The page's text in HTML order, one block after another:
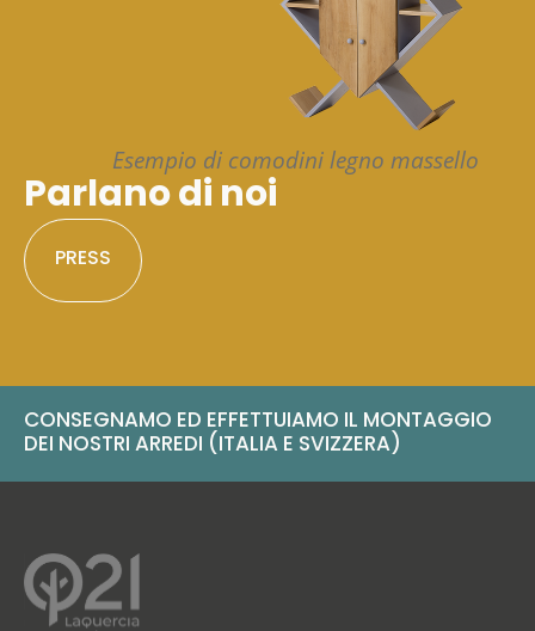
Esempio di comodini legno massello
Parlano di noi
PRESS
CONSEGNAMO ED EFFETTUIAMO IL MONTAGGIO
DEI NOSTRI ARREDI (ITALIA E SVIZZERA)